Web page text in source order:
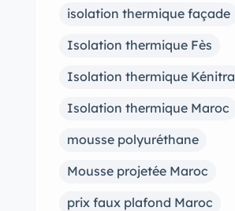
isolation thermique façade
Isolation thermique Fès
Isolation thermique Kénitra
Isolation thermique Maroc
mousse polyuréthane
Mousse projetée Maroc
prix faux plafond Maroc